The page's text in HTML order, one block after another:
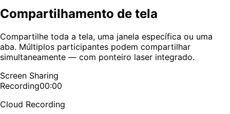
Compartilhamento de tela
Compartilhe toda a tela, uma janela específica ou uma
aba. Múltiplos participantes podem compartilhar
simultaneamente — com ponteiro laser integrado.
Screen Sharing
Recording00:00
Cloud Recording